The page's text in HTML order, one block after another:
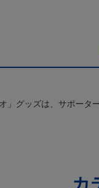
」グッズは、サポータ